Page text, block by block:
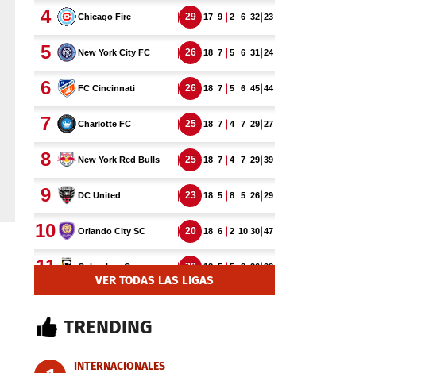
VER TODAS LAS LIGAS
TRENDING
INTERNACIONALES